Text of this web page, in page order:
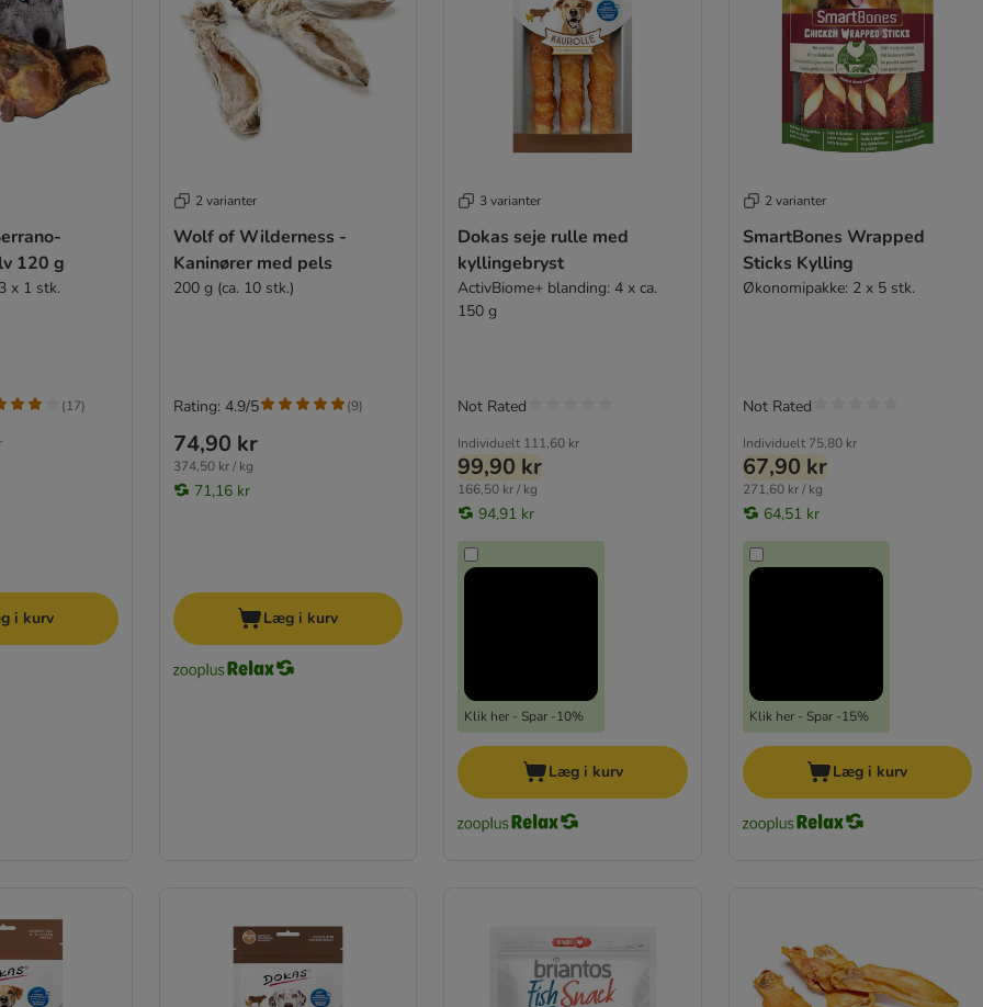
120 g
x 1 stk.
(17)
i kurv
2 varianter
Wolf of Wilderness -
Kaninører med pels
200 g (ca. 10 stk.)
74,90 kr
374,50 kr / kg
71,16 kr
Rating: 4.9/5 (9)
Læg i kurv
3 varianter
Dokas seje rulle med
kyllingebryst
ActivBiome+ blanding: 4 x ca.
150 g
Individuelt 111,60 kr
99,90 kr
166,50 kr / kg
94,91 kr
Klik her - Spar -10%
Not Rated
Læg i kurv
2 varianter
SmartBones Wrapped
Sticks Kylling
Økonomipakke: 2 x 5 stk.
Individuelt 75,80 kr
67,90 kr
271,60 kr / kg
64,51 kr
Klik her - Spar -15%
Not Rated
Læg i kurv